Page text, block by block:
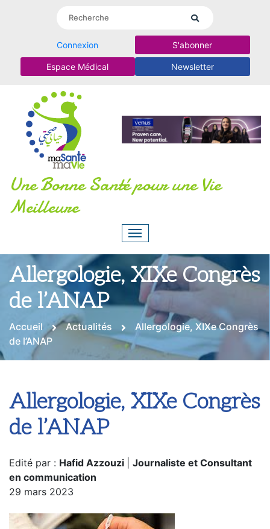
Connexion S'abonner
Espace Médical Newsletter
Une Bonne Santé pour une Vie
Meilleure
Allergologie, XIXe Congrès
de l’ANAP
Accueil Actualités
Allergologie, XIXe Congrès
de l’ANAP
Allergologie, XIXe Congrès
de l’ANAP
Edité par : Hafid Azzouzi
Journaliste et Consultant
en communication
29 mars 2023